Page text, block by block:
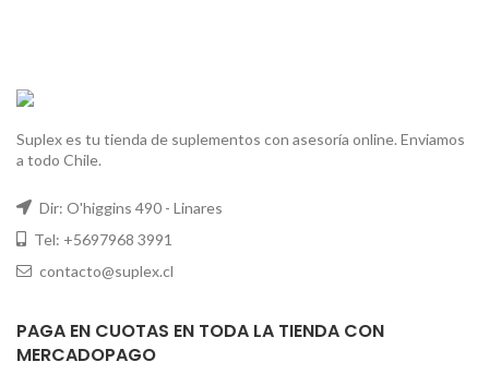
Suplex es tu tienda de suplementos con asesoría online. Enviamos
a todo Chile.
Dir: O'higgins 490 - Linares
Tel: +5697968 3991
contacto@suplex.cl
PAGA EN CUOTAS EN TODA LA TIENDA CON
MERCADOPAGO